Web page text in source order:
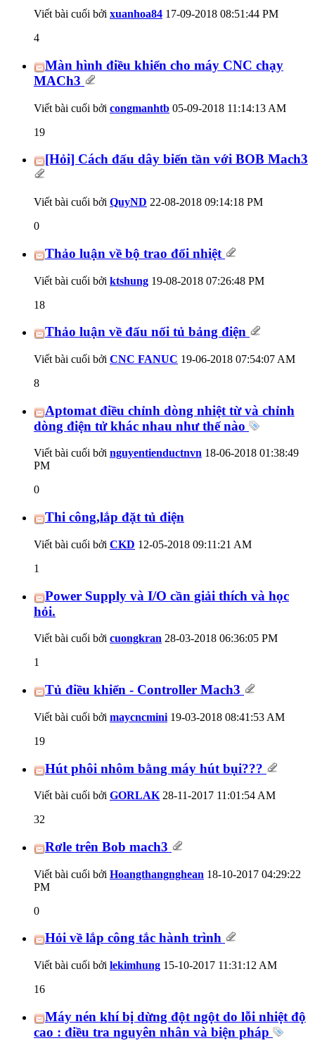
Viết bài cuối bởi xuanhoa84 17-09-2018 08:51:44 PM
4
Màn hình điều khiển cho máy CNC chạy
MACh3
Viết bài cuối bởi congmanhtb 05-09-2018 11:14:13 AM
19
[Hỏi] Cách đấu dây biến tần với BOB Mach3
Viết bài cuối bởi QuyND 22-08-2018 09:14:18 PM
0
Thảo luận về bộ trao đổi nhiệt
Viết bài cuối bởi ktshung 19-08-2018 07:26:48 PM
18
Thảo luận về đấu nối tủ bảng điện
Viết bài cuối bởi CNC FANUC 19-06-2018 07:54:07 AM
8
Aptomat điều chỉnh dòng nhiệt từ và chỉnh
dòng điện tử khác nhau như thế nào
Viết bài cuối bởi nguyentienductnvn 18-06-2018 01:38:49
PM
0
Thi công,lắp đặt tủ điện
Viết bài cuối bởi CKD 12-05-2018 09:11:21 AM
1
Power Supply và I/O cần giải thích và học
hỏi.
Viết bài cuối bởi cuongkran 28-03-2018 06:36:05 PM
1
Tủ điều khiển - Controller Mach3
Viết bài cuối bởi maycncmini 19-03-2018 08:41:53 AM
19
Hút phôi nhôm bằng máy hút bụi???
Viết bài cuối bởi GORLAK 28-11-2017 11:01:54 AM
32
Rơle trên Bob mach3
Viết bài cuối bởi Hoangthangnghean 18-10-2017 04:29:22
PM
0
Hỏi về lắp công tắc hành trình
Viết bài cuối bởi lekimhung 15-10-2017 11:31:12 AM
16
Máy nén khí bị dừng đột ngột do lỗi nhiệt độ
cao : điều tra nguyên nhân và biện pháp